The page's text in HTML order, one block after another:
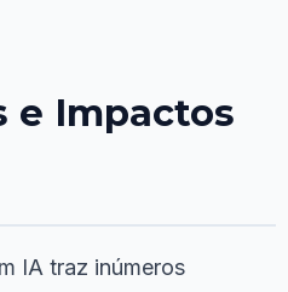
e Impactos
IA traz inúmeros